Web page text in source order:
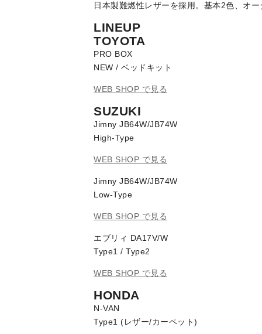
日本製難燃性レザーを採用。基本2色、オ
LINEUP
TOYOTA
PRO BOX
NEW / ベッドキット
WEB SHOP で見る
SUZUKI
Jimny JB64W/JB74W
High-Type
WEB SHOP で見る
Jimny JB64W/JB74W
Low-Type
WEB SHOP で見る
エブリィ DA17V/W
Type1 / Type2
WEB SHOP で見る
HONDA
N-VAN
Type1 (レザー/カーペット)